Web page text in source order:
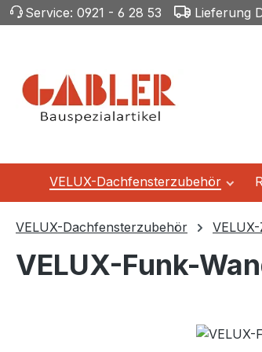
Hauptinhalt springen
Zur Suche springen
Zur Hauptnavigation springen
Service: 0921 - 6 28 53 Lieferung
VELUX-Dachfensterzubehör
VELUX-Dachfensterzubehör
VELUX-Funk-